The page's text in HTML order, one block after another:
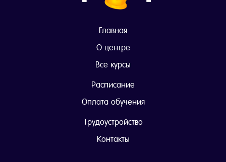
Главная
О центре
Все курсы
Расписание
Оплата обучения
Трудоустройство
Контакты